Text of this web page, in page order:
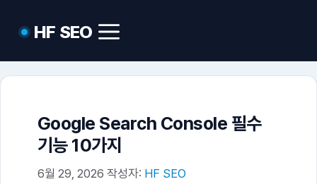
HF SEO 메
Google Search Console 필수
기능 10가지
6월 29, 2026 작성자: HF SEO